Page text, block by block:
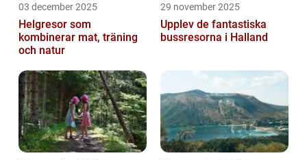
03 december 2025
Helgresor som
kombinerar mat, träning
och natur
29 november 2025
Upplev de fantastiska
bussresorna i Halland